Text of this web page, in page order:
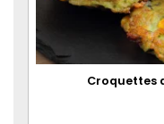
Croquettes